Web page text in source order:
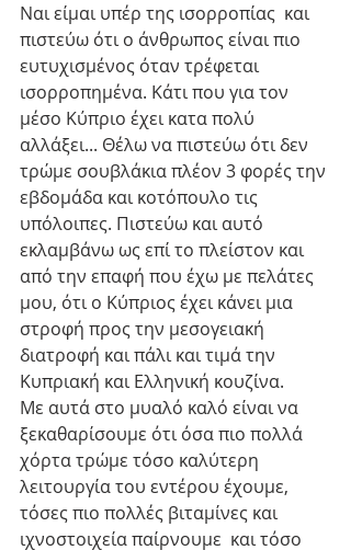
Ναι είμαι υπέρ της ισορροπίας  και
πιστεύω ότι ο άνθρωπος είναι πιο
ευτυχισμένος όταν τρέφεται
ισορροπημένα. Κάτι που για τον
μέσο Κύπριο έχει κατα πολύ
αλλάξει... Θέλω να πιστεύω ότι δεν
τρώμε σουβλάκια πλέον 3 φορές την
εβδομάδα και κοτόπουλο τις
υπόλοιπες. Πιστεύω και αυτό
εκλαμβάνω ως επί το πλείστον και
από την επαφή που έχω με πελάτες
μου, ότι ο Κύπριος έχει κάνει μια
στροφή προς την μεσογειακή
διατροφή και πάλι και τιμά την
Κυπριακή και Ελληνική κουζίνα.
Με αυτά στο μυαλό καλό είναι να
ξεκαθαρίσουμε ότι όσα πιο πολλά
χόρτα τρώμε τόσο καλύτερη
λειτουργία του εντέρου έχουμε,
τόσες πιο πολλές βιταμίνες και
ιχνοστοιχεία παίρνουμε  και τόσο